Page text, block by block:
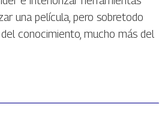
una película, pero sobretodo
conocimiento, mucho más del